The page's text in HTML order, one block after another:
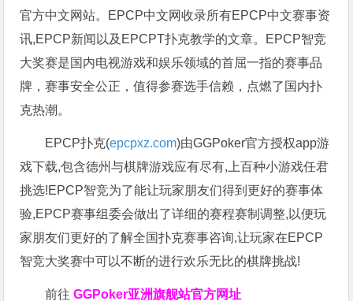
官方中文网站。EPCP中文网收录所有EPCP中文赛事资
讯,EPCP新闻以及EPCPT扑克教学的文章。EPCP智竞
大奖赛是国内电视游戏和娱乐领域的首屈一指的赛事品
牌，赛事安全公正，值得参赛选手信赖，点燃了国内扑
克热潮。
EPCP扑克(epcpxz.com)由GGPoker官方授权app游
戏下载,包含德州与棋牌游戏应有尽有,上百种小游戏任君
挑选!EPCP智竞为了能让玩家朋友们得到更好的赛事体
验,EPCP赛事组委会做出了详细的赛程赛制调整,以便玩
家朋友们更好的了解全国扑克赛事咨询,让玩家在EPCP
智竞大奖赛中可以不断的进行欢乐无比的棋牌挑战!
前往GGPoker亚洲旗舰站官方网址